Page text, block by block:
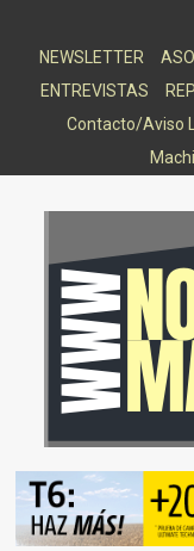
NEWSLETTER
ENTREVISTAS
Contacto/Aviso